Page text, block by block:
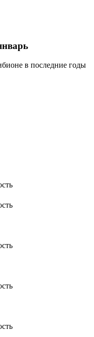
в последние годы